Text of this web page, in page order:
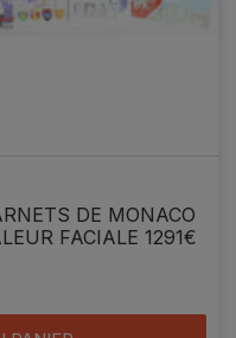
DE MONACO
FACIALE 1291€